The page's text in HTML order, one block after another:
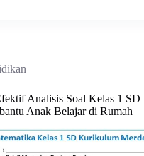
Analisis Soal Kelas 1
Anak Belajar di Rumah